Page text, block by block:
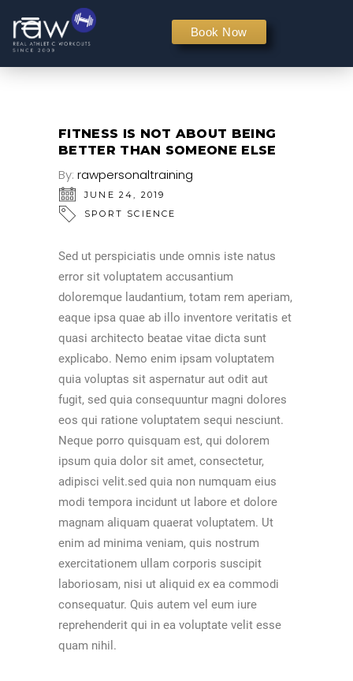
Book Now
FITNESS IS NOT ABOUT BEING
BETTER THAN SOMEONE ELSE
By: rawpersonaltraining
JUNE 24, 2019
SPORT SCIENCE
Sed ut perspiciatis unde omnis iste natus
error sit voluptatem accusantium
doloremque laudantium, totam rem aperiam,
eaque ipsa quae ab illo inventore veritatis et
quasi architecto beatae vitae dicta sunt
explicabo. Nemo enim ipsam voluptatem
quia voluptas sit aspernatur aut odit aut
fugit, sed quia consequuntur magni dolores
eos qui ratione voluptatem sequi nesciunt.
Neque porro quisquam est, qui dolorem
ipsum quia dolor sit amet, consectetur,
adipisci velit.sed quia non numquam eius
modi tempora incidunt ut labore et dolore
magnam aliquam quaerat voluptatem. Ut
enim ad minima veniam, quis nostrum
exercitationem ullam corporis suscipit
laboriosam, nisi ut aliquid ex ea commodi
consequatur. Quis autem vel eum iure
reprehenderit qui in ea voluptate velit esse
quam nihil.